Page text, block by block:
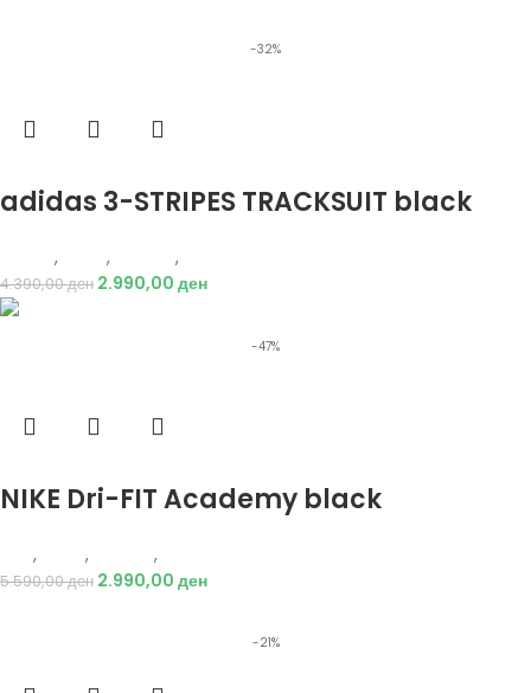
-32%
adidas 3-STRIPES TRACKSUIT black
, , ,
4.390,00ден 2.990,00 ден
-47%
NIKE Dri-FIT Academy black
, , ,
5.590,00ден 2.990,00 ден
-21%